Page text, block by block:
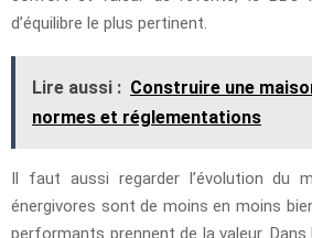
d’équilibre le plus pertinent.
Lire aussi : Construire une
normes et réglementations
Il faut aussi regarder l’évolution du
énergivores sont de moins en moins
performants prennent de la valeur.